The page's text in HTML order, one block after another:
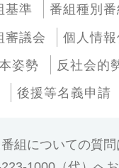
基準
番組種別番
審議会
個人情
姿勢
反社会的
後援等名義申請
組についての質